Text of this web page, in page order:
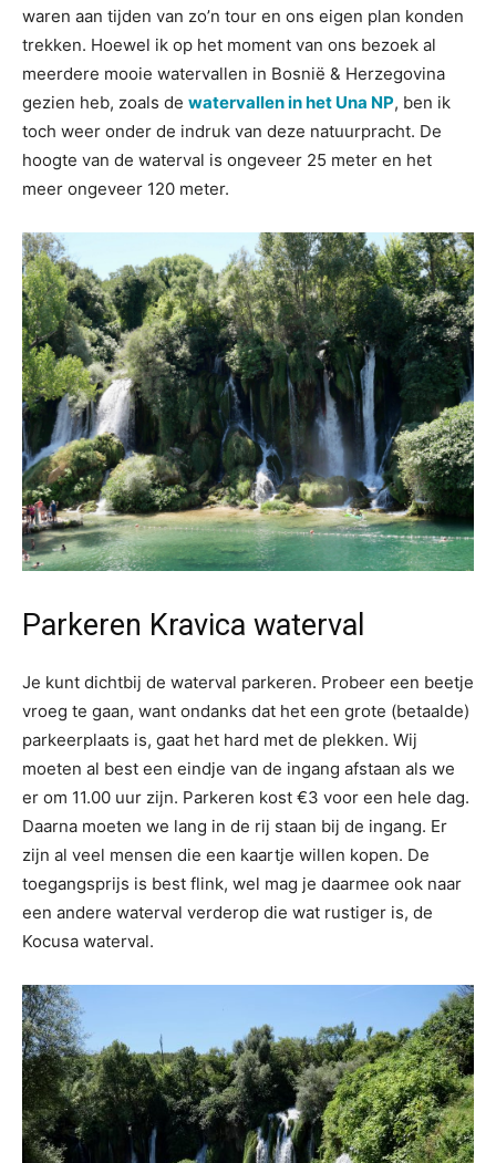
waren aan tijden van zo’n tour en ons eigen plan konden
trekken. Hoewel ik op het moment van ons bezoek al
meerdere mooie watervallen in Bosnië & Herzegovina
gezien heb, zoals de watervallen in het Una NP, ben ik
toch weer onder de indruk van deze natuurpracht. De
hoogte van de waterval is ongeveer 25 meter en het
meer ongeveer 120 meter.
Parkeren Kravica waterval
Je kunt dichtbij de waterval parkeren. Probeer een beetje
vroeg te gaan, want ondanks dat het een grote (betaalde)
parkeerplaats is, gaat het hard met de plekken. Wij
moeten al best een eindje van de ingang afstaan als we
er om 11.00 uur zijn. Parkeren kost €3 voor een hele dag.
Daarna moeten we lang in de rij staan bij de ingang. Er
zijn al veel mensen die een kaartje willen kopen. De
toegangsprijs is best flink, wel mag je daarmee ook naar
een andere waterval verderop die wat rustiger is, de
Kocusa waterval.